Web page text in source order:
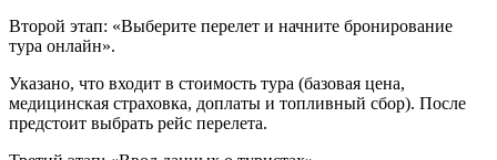
Второй этап: «Выберите перелет и начните бронирование
тура онлайн».
Указано, что входит в стоимость тура (базовая цена,
медицинская страховка, доплаты и топливный сбор). После
предстоит выбрать рейс перелета.